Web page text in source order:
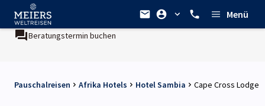
Menü
Beratungstermin buchen
Pauschalreisen Afrika Hotels Hotel Sambia Cape Cross Lodge